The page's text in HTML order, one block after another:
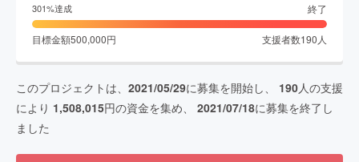
301%達成 終了
目標金額500,000円 支援者数190 人
このプロジェクトは、 2021/05/29に募集を開始し、 190人の支援
により 1,508,015円の資金を集め、 2021/07/18に募集を終了し
ました